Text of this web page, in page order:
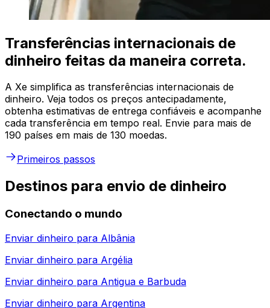
Transferências internacionais de
dinheiro feitas da maneira correta.
A Xe simplifica as transferências internacionais de
dinheiro. Veja todos os preços antecipadamente,
obtenha estimativas de entrega confiáveis e acompanhe
cada transferência em tempo real. Envie para mais de
190 países em mais de 130 moedas.
Primeiros passos
Destinos para envio de dinheiro
Conectando o mundo
Enviar dinheiro para Albânia
Enviar dinheiro para Argélia
Enviar dinheiro para Antigua e Barbuda
Enviar dinheiro para Argentina